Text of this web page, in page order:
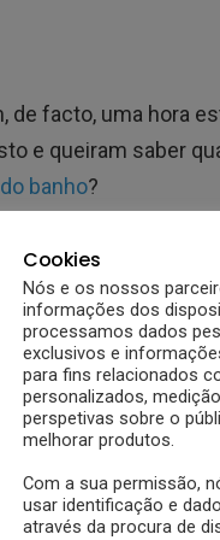
de facto, uma hora
e queiram saber
banho?
consoante o
a verdade é que
antes da hora da
de amamentar.
as que sentem
e o tempo a
Cookies
Nós e os nossos
informações dos
processamos dados
exclusivos e
para fins relacionados
personalizados,
perspetivas sobre o
melhorar produtos.
Com a sua permissão,
usar identificação e
através da procura de